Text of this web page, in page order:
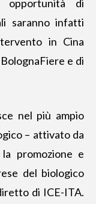
opportunità di
saranno infatti
in Cina
e di
nel più ampio
– attivato da
promozione e
del biologico
di ICE-ITA.